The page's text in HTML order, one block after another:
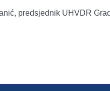
predsjednik UHVDR